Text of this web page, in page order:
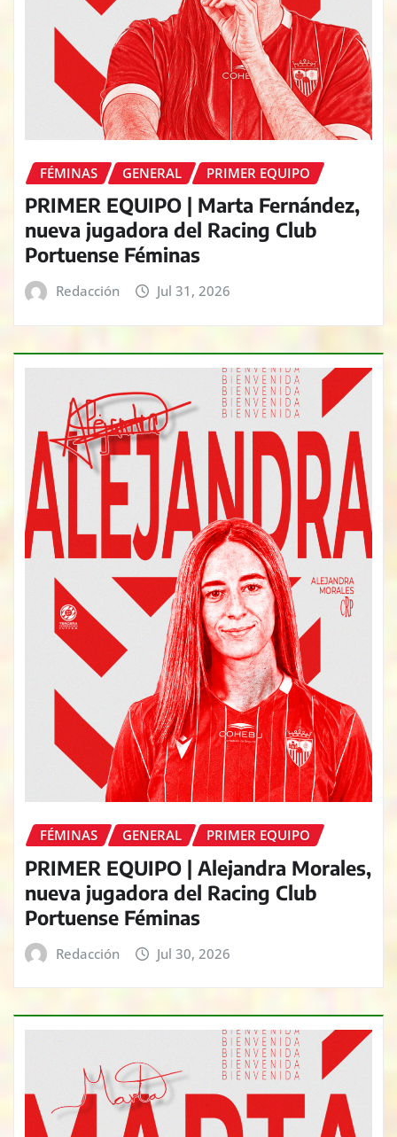
FÉMINAS GENERAL PRIMER EQUIPO
PRIMER EQUIPO | Marta Fernández,
nueva jugadora del Racing Club
Portuense Féminas
Redacción Jul 31, 2026
FÉMINAS GENERAL PRIMER EQUIPO
PRIMER EQUIPO | Alejandra Morales,
nueva jugadora del Racing Club
Portuense Féminas
Redacción Jul 30, 2026